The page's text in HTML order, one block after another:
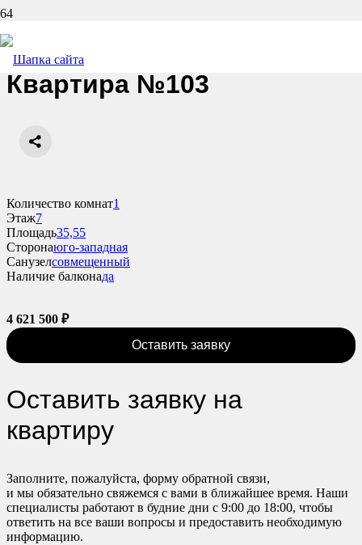
Назад
Квартира №103
Количество комнат1
Этаж7
Площадь35,55
Сторонаюго-западная
Санузелсовмещенный
Наличие балконада
4 621 500 ₽
Оставить заявку
Оставить заявку на
квартиру
Заполните, пожалуйста, форму обратной связи,
и мы обязательно свяжемся с вами в ближайшее время. Наши
специалисты работают в будние дни с 9:00 до 18:00, чтобы
ответить на все ваши вопросы и предоставить необходимую
информацию.